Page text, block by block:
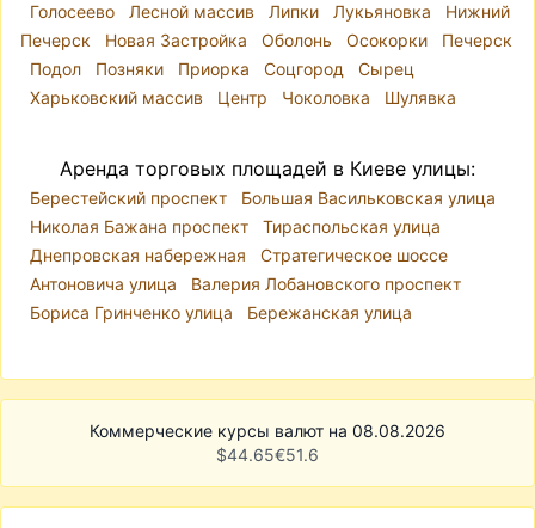
Голосеево
Лесной массив Липки Лукьяновка
Нижний
Печерск
Новая Застройка Оболонь Осокорки
Печерск
Подол
Позняки Приорка Соцгород
Сырец
Харьковский массив
Центр Чоколовка Шулявка
Аренда торговых площадей в Киеве улицы:
Берестейский проспект
Большая Васильковская улица
Николая Бажана проспект
Тираспольская улица
Днепровская набережная
Стратегическое шоссе
Антоновича улица
Валерия Лобановского проспект
Бориса Гринченко улица
Бережанская улица
Коммерческие курсы валют на 08.08.2026
$44.65€51.6